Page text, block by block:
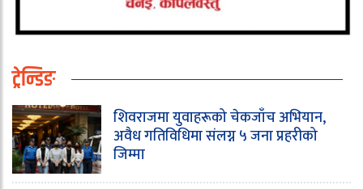
ट्रेन्डिङ
शिवराजमा युवाहरूको चेकजाँच अभियान,
अवैध गतिविधिमा संलग्न ५ जना प्रहरीको
जिम्मा